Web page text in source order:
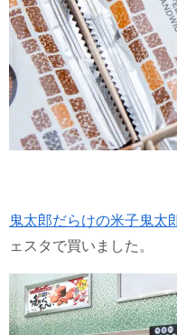
鬼太郎だらけの米子鬼太
ェスタで買いました。